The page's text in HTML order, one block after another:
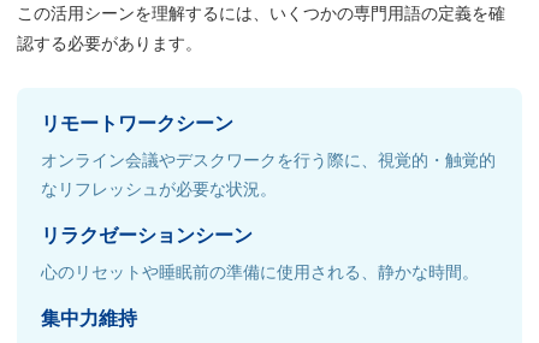
この活用シーンを理解するには、いくつかの専門用語の定義を確
認する必要があります。
リモートワークシーン
オンライン会議やデスクワークを行う際に、視覚的・触覚的
なリフレッシュが必要な状況。
リラクゼーションシーン
心のリセットや睡眠前の準備に使用される、静かな時間。
集中力維持